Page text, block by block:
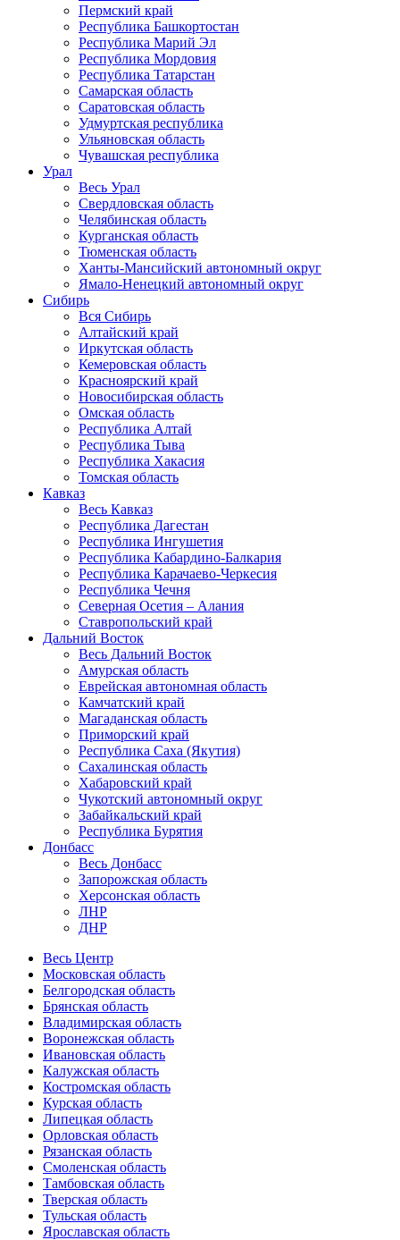
Пермский край
Республика Башкортостан
Республика Марий Эл
Республика Мордовия
Республика Татарстан
Самарская область
Саратовская область
Удмуртская республика
Ульяновская область
Чувашская республика
Урал
Весь Урал
Свердловская область
Челябинская область
Курганская область
Тюменская область
Ханты-Мансийский автономный округ
Ямало-Ненецкий автономный округ
Сибирь
Вся Сибирь
Алтайский край
Иркутская область
Кемеровская область
Красноярский край
Новосибирская область
Омская область
Республика Алтай
Республика Тыва
Республика Хакасия
Томская область
Кавказ
Весь Кавказ
Республика Дагестан
Республика Ингушетия
Республика Кабардино-Балкария
Республика Карачаево-Черкесия
Республика Чечня
Северная Осетия – Алания
Ставропольский край
Дальний Восток
Весь Дальний Восток
Амурская область
Еврейская автономная область
Камчатский край
Магаданская область
Приморский край
Республика Саха (Якутия)
Сахалинская область
Хабаровский край
Чукотский автономный округ
Забайкальский край
Республика Бурятия
Донбасс
Весь Донбасс
Запорожская область
Херсонская область
ЛНР
ДНР
Весь Центр
Московская область
Белгородская область
Брянская область
Владимирская область
Воронежская область
Ивановская область
Калужская область
Костромская область
Курская область
Липецкая область
Орловская область
Рязанская область
Смоленская область
Тамбовская область
Тверская область
Тульская область
Ярославская область